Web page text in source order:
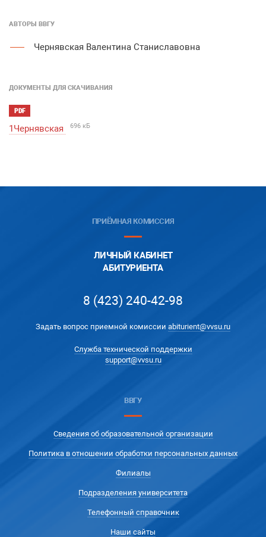
АВТОРЫ ВВГУ
Чернявская Валентина Станиславовна
ДОКУМЕНТЫ ДЛЯ СКАЧИВАНИЯ
PDF
1Чернявская 696 кБ
ПРИЁМНАЯ КОМИССИЯ
ЛИЧНЫЙ КАБИНЕТ
АБИТУРИЕНТА
8 (423) 240-42-98
Задать вопрос приемной комиссии abiturient@vvsu.ru
Служба технической поддержки
support@vvsu.ru
ВВГУ
Сведения об образовательной организации
Политика в отношении обработки персональных данных
Филиалы
Подразделения университета
Телефонный справочник
Наши сайты